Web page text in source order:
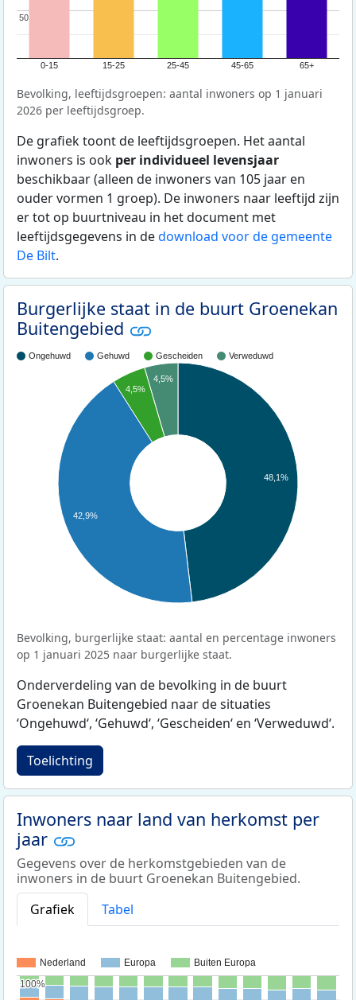
0-15 15-25 25-45 45-65 65+
50
50
Bevolking, leeftijdsgroepen: aantal inwoners op 1 januari
2026 per leeftijdsgroep.
De grafiek toont de leeftijdsgroepen. Het aantal
inwoners is ook per individueel levensjaar
beschikbaar (alleen de inwoners van 105 jaar en
ouder vormen 1 groep). De inwoners naar leeftijd zijn
er tot op buurtniveau in het document met
leeftijdsgegevens in dedownload voor de gemeente
De Bilt.
Burgerlijke staat in de buurt Groenekan
Buitengebied
Ongehuwd Gehuwd Gescheiden Verweduwd
48,1%
4,5%
4,5%
42,9%
Bevolking, burgerlijke staat: aantal en percentage inwoners
op 1 januari 2025 naar burgerlijke staat.
Onderverdeling van de bevolking in de buurt
Groenekan Buitengebied naar de situaties
‘Ongehuwd‘, ‘Gehuwd‘, ‘Gescheiden‘ en ‘Verweduwd‘.
Toelichting
Inwoners naar land van herkomst per
jaar
Gegevens over de herkomstgebieden van de
inwoners in de buurt Groenekan Buitengebied.
Grafiek
Tabel
Nederland Europa Buiten Europa
100%
100%